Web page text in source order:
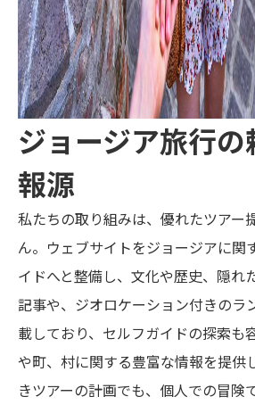
ジョージア旅行
報源
私たちの取り組みは、優れたツアー
ん。ウェブサイトをジョージアに関
イドへと整備し、文化や歴史、隠れ
記事や、ジオロケーション付きのラ
載しており、セルフガイドの探索も
や町、村に関する豊富な情報を提供
きツアーの計画でも、個人での冒険